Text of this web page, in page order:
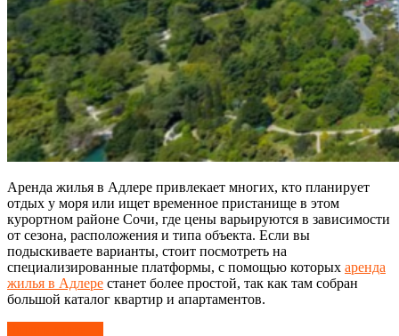
Аренда жилья в Адлере привлекает многих, кто планирует
отдых у моря или ищет временное пристанище в этом
курортном районе Сочи, где цены варьируются в зависимости
от сезона, расположения и типа объекта. Если вы
подыскиваете варианты, стоит посмотреть на
специализированные платформы, с помощью которых аренда
жилья в Адлере станет более простой, так как там собран
большой каталог квартир и апартаментов.